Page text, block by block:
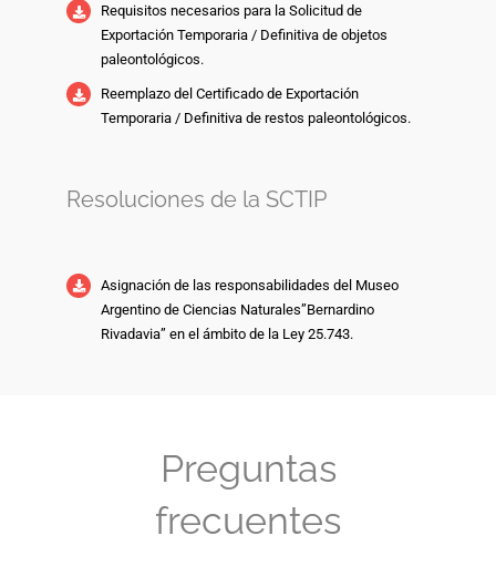
Requisitos necesarios para la Solicitud de
Exportación Temporaria / Definitiva de objetos
paleontológicos.
Reemplazo del Certificado de Exportación
Temporaria / Definitiva de restos paleontológicos.
Resoluciones de la SCTIP
Asignación de las responsabilidades del Museo
Argentino de Ciencias Naturales”Bernardino
Rivadavia” en el ámbito de la Ley 25.743.
Preguntas
frecuentes